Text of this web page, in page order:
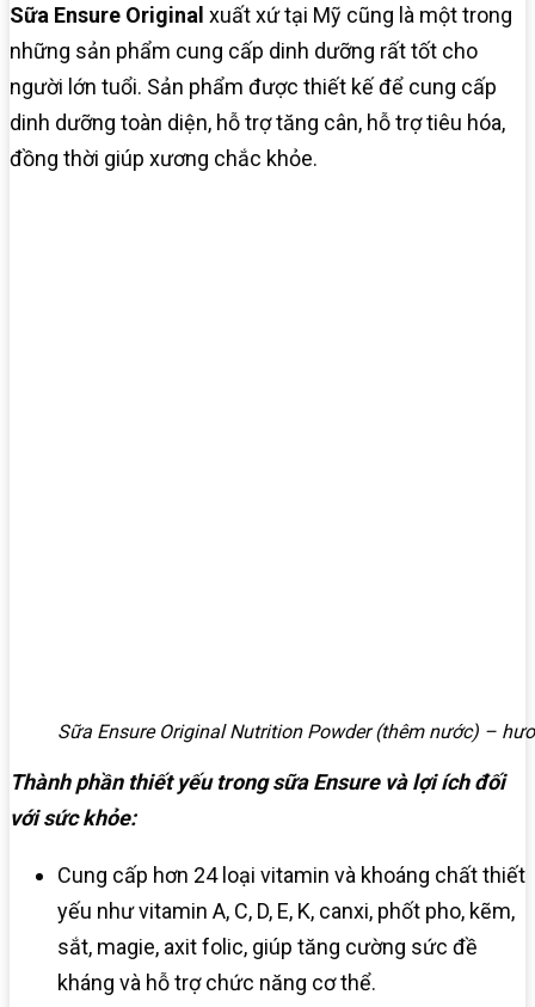
Sữa Ensure Original xuất xứ tại Mỹ cũng là một trong
những sản phẩm cung cấp dinh dưỡng rất tốt cho
người lớn tuổi. Sản phẩm được thiết kế để cung cấp
dinh dưỡng toàn diện, hỗ trợ tăng cân, hỗ trợ tiêu hóa,
đồng thời giúp xương chắc khỏe.
Sữa Ensure Original Nutrition Powder (thêm nước) –
Thành phần thiết yếu trong sữa Ensure và lợi ích đối
với sức khỏe:
Cung cấp hơn 24 loại vitamin và khoáng chất thiết
yếu như vitamin A, C, D, E, K, canxi, phốt pho, kẽm,
sắt, magie, axit folic, giúp tăng cường sức đề
kháng và hỗ trợ chức năng cơ thể.​